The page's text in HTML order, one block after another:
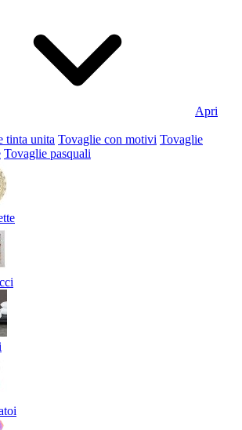
Apri
tinta unita Tovaglie con motivi Tovaglie
Tovaglie pasquali